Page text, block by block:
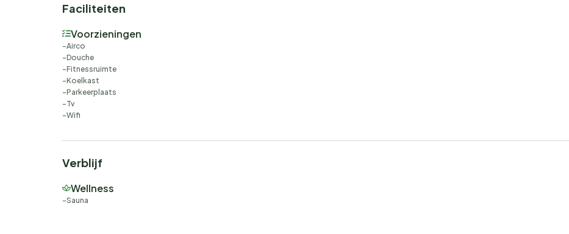
Faciliteiten
Voorzieningen
Airco
Douche
Fitnessruimte
Koelkast
Parkeerplaats
Tv
Wifi
Verblijf
Wellness
Sauna